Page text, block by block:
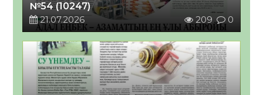
№54 (10247)
21.07.2026
209 0